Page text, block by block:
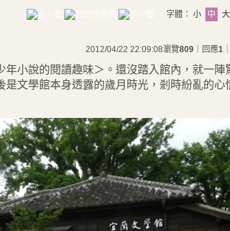
字體： 小 中 大
2012/04/22 22:09:08瀏覽809 ｜回應1
年小說的閱讀趣味＞。還沒踏入館內，就一陣
文學館本身透露的歲月時光，剎時紛亂的心